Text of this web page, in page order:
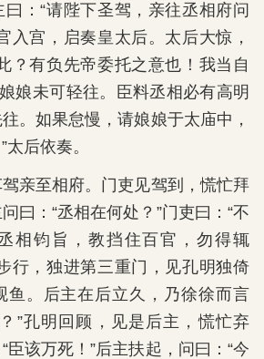
：“请陛下圣驾，亲往丞相府问
入宫，启奏皇太后。太后大惊，
？有负先帝委托之意也！我当自
娘未可轻往。臣料丞相必有高明
。如果怠慢，请娘娘于太庙中，
后依奏。
亲至相府。门吏见驾到，慌忙拜
曰：“丞相在何处？”门吏曰：“不
相钧旨，教挡住百官，勿得辄
行，独进第三重门，见孔明独倚
鱼。后主在后立久，乃徐徐而言
”孔明回顾，见是后主，慌忙弃
臣该万死！”后主扶起，问曰：“今